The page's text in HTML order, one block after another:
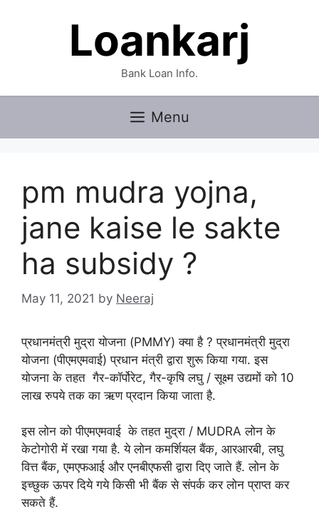
Loankarj
Bank Loan Info.
Menu
pm mudra yojna,
jane kaise le sakte
ha subsidy ?
May 11, 2021 by Neeraj
प्रधानमंत्री मुद्रा योजना (PMMY) क्या है ? प्रधानमंत्री मुद्रा
योजना (पीएमएमवाई) प्रधान मंत्री द्वारा शुरू किया गया. इस
योजना के तहत गैर-कॉर्पोरेट, गैर-कृषि लघु / सूक्ष्म उद्यमों को 10
लाख रुपये तक का ऋण प्रदान किया जाता है.
इस लोन को पीएमएमवाई के तहत मुद्रा / MUDRA लोन के
केटोगोरी में रखा गया है. ये लोन कमर्शियल बैंक, आरआरबी, लघु
वित्त बैंक, एमएफआई और एनबीएफसी द्वारा दिए जाते हैं. लोन के
इच्छुक ऊपर दिये गये किसी भी बैंक से संपर्क कर लोन प्राप्त कर
सकते हैं.